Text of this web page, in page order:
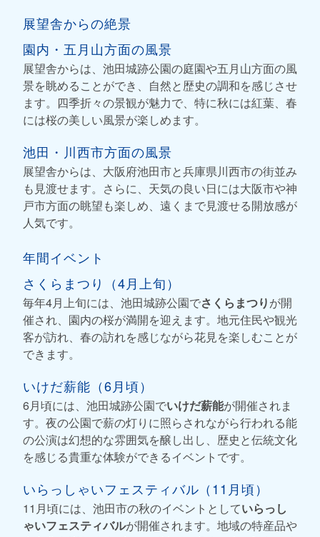
展望舎からの絶景
園内・五月山方面の風景
展望舎からは、池田城跡公園の庭園や五月山方面の風
景を眺めることができ、自然と歴史の調和を感じさせ
ます。四季折々の景観が魅力で、特に秋には紅葉、春
には桜の美しい風景が楽しめます。
池田・川西市方面の風景
展望舎からは、大阪府池田市と兵庫県川西市の街並み
も見渡せます。さらに、天気の良い日には大阪市や神
戸市方面の眺望も楽しめ、遠くまで見渡せる開放感が
人気です。
年間イベント
さくらまつり（4月上旬）
毎年4月上旬には、池田城跡公園でさくらまつりが開
催され、園内の桜が満開を迎えます。地元住民や観光
客が訪れ、春の訪れを感じながら花見を楽しむことが
できます。
いけだ薪能（6月頃）
6月頃には、池田城跡公園でいけだ薪能が開催されま
す。夜の公園で薪の灯りに照らされながら行われる能
の公演は幻想的な雰囲気を醸し出し、歴史と伝統文化
を感じる貴重な体験ができるイベントです。
いらっしゃいフェスティバル（11月頃）
11月頃には、池田市の秋のイベントとしていらっし
ゃいフェスティバルが開催されます。地域の特産品や